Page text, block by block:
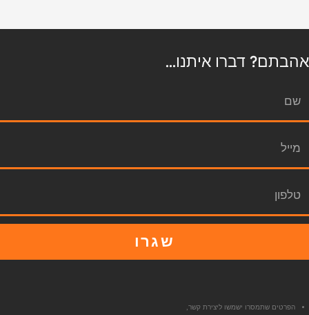
אהבתם? דברו איתנו...
שגרו
הפרטים שתמסרו ישמשו ליצירת קשר,